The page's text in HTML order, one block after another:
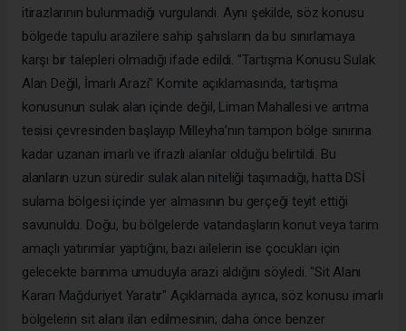
itirazlarının bulunmadığı vurgulandı. Aynı şekilde, söz konusu
bölgede tapulu arazilere sahip şahısların da bu sınırlamaya
karşı bir talepleri olmadığı ifade edildi. "Tartışma Konusu Sulak
Alan Değil, İmarlı Arazi" Komite açıklamasında, tartışma
konusunun sulak alan içinde değil, Liman Mahallesi ve arıtma
tesisi çevresinden başlayıp Milleyha’nın tampon bölge sınırına
kadar uzanan imarlı ve ifrazlı alanlar olduğu belirtildi. Bu
alanların uzun süredir sulak alan niteliği taşımadığı, hatta DSİ
sulama bölgesi içinde yer almasının bu gerçeği teyit ettiği
savunuldu. Doğu, bu bölgelerde vatandaşların konut veya tarım
amaçlı yatırımlar yaptığını, bazı ailelerin ise çocukları için
gelecekte barınma umuduyla arazi aldığını söyledi. "Sit Alanı
Kararı Mağduriyet Yaratır" Açıklamada ayrıca, söz konusu imarlı
bölgelerin sit alanı ilan edilmesinin; daha önce benzer